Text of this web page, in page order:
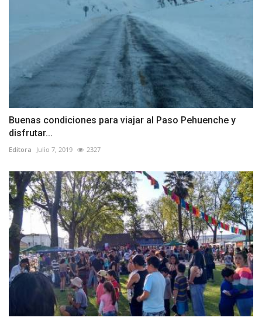
Buenas condiciones para viajar al Paso Pehuenche y
disfrutar...
Editora Julio 7, 2019 2327